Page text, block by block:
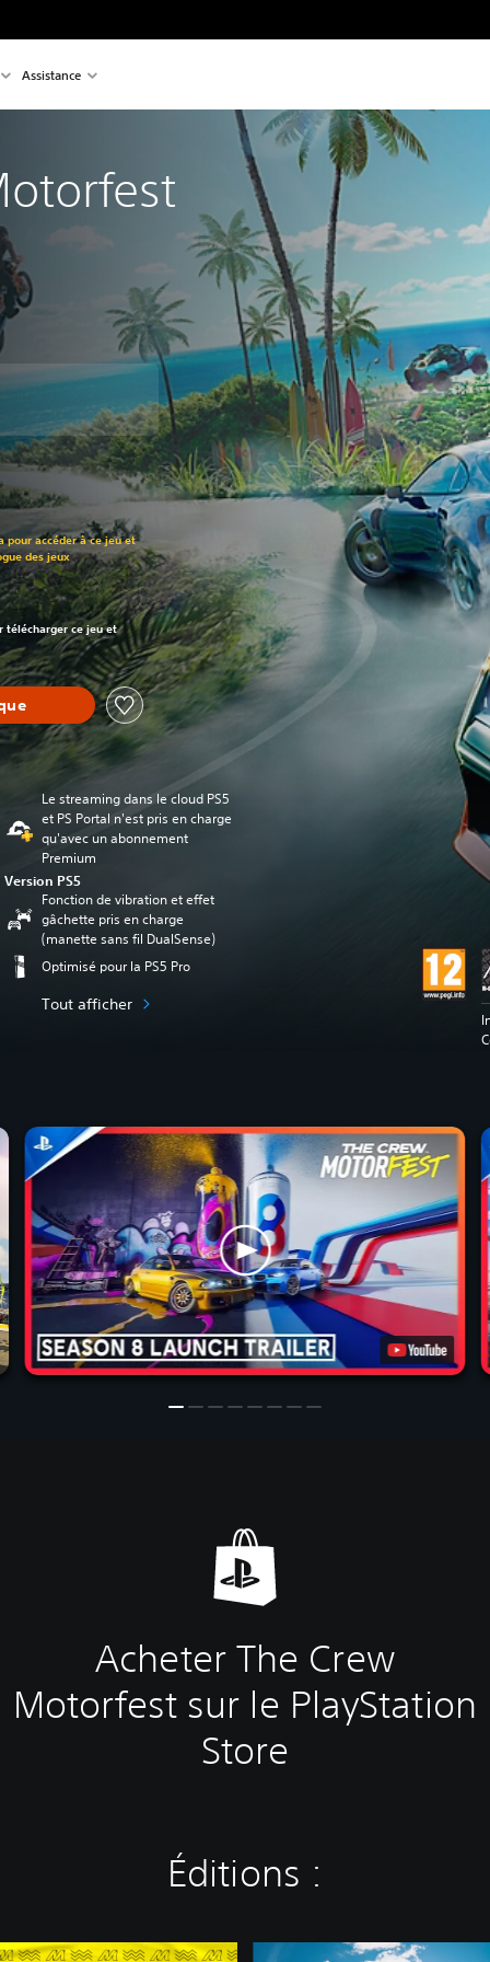
Assistance
au prix d'origine de €79,99
pour accéder à ce jeu et
des jeux
au prix d'origine de €79,99
télécharger ce jeu et
Le streaming dans le cloud PS5
et PS Portal n'est pris en charge
qu'avec un abonnement
Premium
Version PS5
Fonction de vibration et effet
gâchette pris en charge
(manette sans fil DualSense)
Optimisé pour la PS5 Pro
Tout afficher
Acheter The Crew
Motorfest sur le PlayStation
Store
Éditions :